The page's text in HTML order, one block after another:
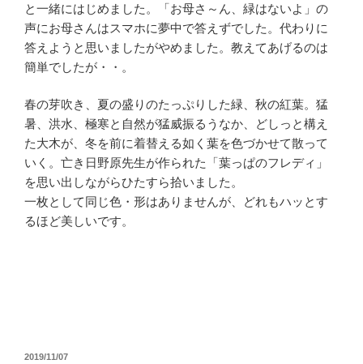
と一緒にはじめました。「お母さ～ん、緑はないよ」の
声にお母さんはスマホに夢中で答えずでした。代わりに
答えようと思いましたがやめました。教えてあげるのは
簡単でしたが・・。
春の芽吹き、夏の盛りのたっぷりした緑、秋の紅葉。猛
暑、洪水、極寒と自然が猛威振るうなか、どしっと構え
た大木が、冬を前に着替える如く葉を色づかせて散って
いく。亡き日野原先生が作られた「葉っぱのフレディ」
を思い出しながらひたすら拾いました。
一枚として同じ色・形はありませんが、どれもハッとす
るほど美しいです。
投
2019/11/07